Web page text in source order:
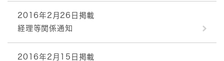
2016年2月26日掲載
経理等関係通知
2016年2月15日掲載